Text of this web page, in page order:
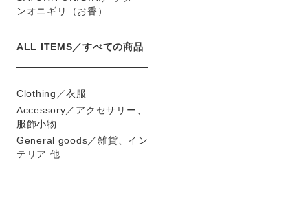
ンオニギリ（お香）
ALL ITEMS／すべての商品
Clothing／衣服
Accessory／アクセサリー、
服飾小物
General goods／雑貨、イン
テリア 他